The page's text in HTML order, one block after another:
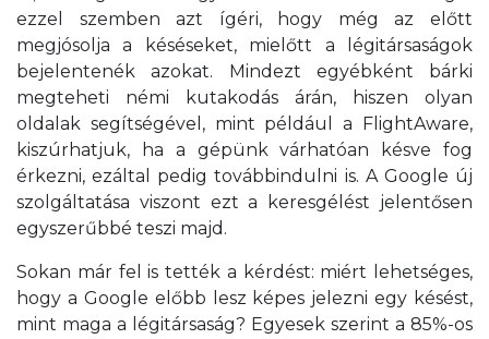
ezzel szemben azt ígéri, hogy még az előtt
megjósolja a késéseket, mielőtt a légitársaságok
bejelentenék azokat. Mindezt egyébként bárki
megteheti némi kutakodás árán, hiszen olyan
oldalak segítségével, mint például a FlightAware,
kiszúrhatjuk, ha a gépünk várhatóan késve fog
érkezni, ezáltal pedig továbbindulni is. A Google új
szolgáltatása viszont ezt a keresgélést jelentősen
egyszerűbbé teszi majd.
Sokan már fel is tették a kérdést: miért lehetséges,
hogy a Google előbb lesz képes jelezni egy késést,
mint maga a légitársaság? Egyesek szerint a 85%-os